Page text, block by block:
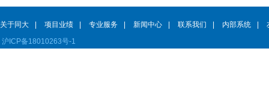
关于同大 项目业绩 专业服务 新闻中心 联系我们 内部系统
沪ICP备18010263号-1